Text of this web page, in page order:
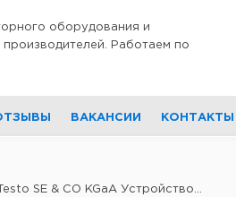
оборудования и
Работаем по
ВАКАНСИИ КОНТАКТЫ
Testo SE & CO KGaA Устройство...